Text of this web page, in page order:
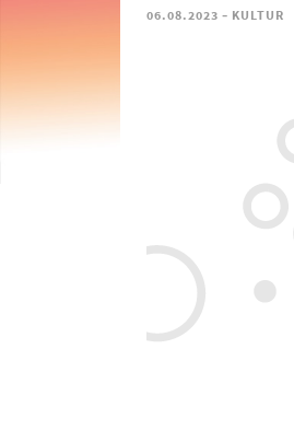
06.08.2023 - KULTUR